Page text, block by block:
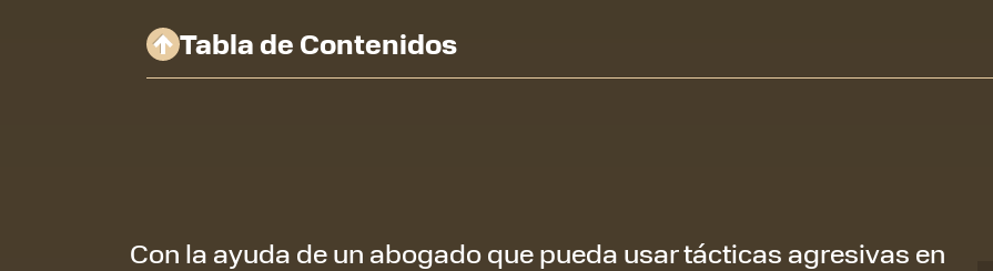
Tabla de Contenidos
Con la ayuda de un abogado que pueda usar tácticas agresivas en